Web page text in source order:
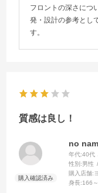
フロントの深さにつ
発・設計の参考とし
す。
質感は良し！
no
年代:40代
性別:男性
購入店舗:
身長:166